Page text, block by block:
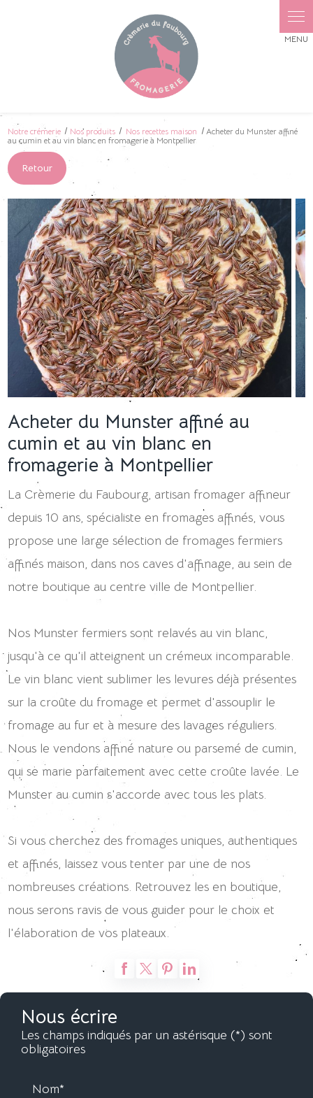
Notre crémerie Nos produits Nos recettes maison
Acheter du Munster affiné
au cumin et au vin blanc en fromagerie à Montpellier
Retour
Acheter du Munster affiné au
cumin et au vin blanc en
fromagerie à Montpellier
La Crèmerie du Faubourg, artisan fromager affineur
depuis 10 ans, spécialiste en fromages affinés, vous
propose une large sélection de fromages fermiers
affinés maison, dans nos caves d'affinage, au sein de
notre boutique au centre ville de Montpellier.
Nos Munster fermiers sont relavés au vin blanc,
jusqu'à ce qu'il atteignent un crémeux incomparable.
Le vin blanc vient sublimer les levures déjà présentes
sur la croûte du fromage et permet d'assouplir le
fromage au fur et à mesure des lavages réguliers.
Nous le vendons affiné nature ou parsemé de cumin,
qui se marie parfaitement avec cette croûte lavée. Le
Munster au cumin s'accorde avec tous les plats.
Si vous cherchez des fromages uniques, authentiques
et affinés, laissez vous tenter par une de nos
nombreuses créations. Retrouvez les en boutique,
nous serons ravis de vous guider pour le choix et
l'élaboration de vos plateaux.
Nous écrire
Les champs indiqués par un astérisque (*) sont
obligatoires
Nom*